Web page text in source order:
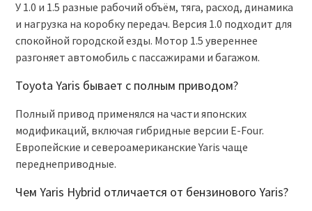
У 1.0 и 1.5 разные рабочий объём, тяга, расход, динамика
и нагрузка на коробку передач. Версия 1.0 подходит для
спокойной городской езды. Мотор 1.5 увереннее
разгоняет автомобиль с пассажирами и багажом.
Toyota Yaris бывает с полным приводом?
Полный привод применялся на части японских
модификаций, включая гибридные версии E-Four.
Европейские и североамериканские Yaris чаще
переднеприводные.
Чем Yaris Hybrid отличается от бензинового Yaris?